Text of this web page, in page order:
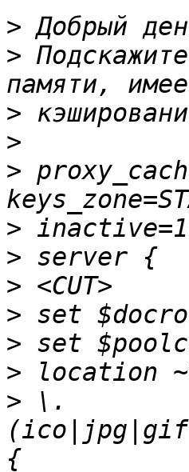
>
>
>
>
>
>
>
>
>
>
>
> \.